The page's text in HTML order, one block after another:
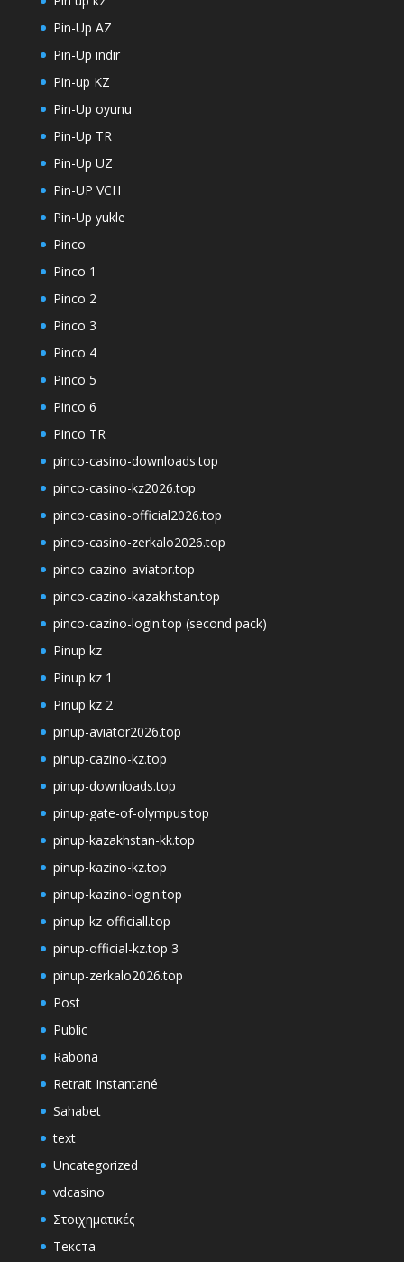
Pin-Up AZ
Pin-Up indir
Pin-up KZ
Pin-Up oyunu
Pin-Up TR
Pin-Up UZ
Pin-UP VCH
Pin-Up yukle
Pinco
Pinco 1
Pinco 2
Pinco 3
Pinco 4
Pinco 5
Pinco 6
Pinco TR
pinco-casino-downloads.top
pinco-casino-kz2026.top
pinco-casino-official2026.top
pinco-casino-zerkalo2026.top
pinco-cazino-aviator.top
pinco-cazino-kazakhstan.top
pinco-cazino-login.top (second pack)
Pinup kz
Pinup kz 1
Pinup kz 2
pinup-aviator2026.top
pinup-cazino-kz.top
pinup-downloads.top
pinup-gate-of-olympus.top
pinup-kazakhstan-kk.top
pinup-kazino-kz.top
pinup-kazino-login.top
pinup-kz-officiall.top
pinup-official-kz.top 3
pinup-zerkalo2026.top
Post
Public
Rabona
Retrait Instantané
Sahabet
text
Uncategorized
vdcasino
Στοιχηματικές
Текста